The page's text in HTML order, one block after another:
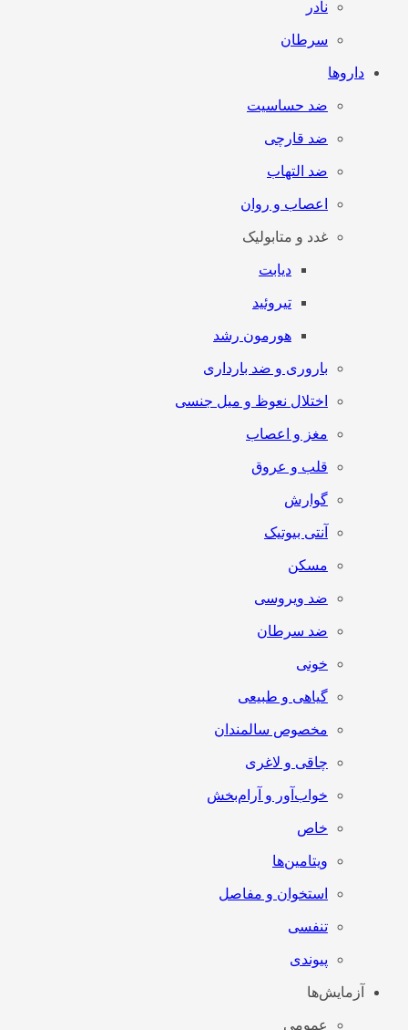
نادر
سرطان
داروها
ضد حساسیت
ضد قارچی
ضد التهاب
اعصاب و روان
غدد و متابولیک
دیابت
تیروئید
هورمون رشد
باروری و ضد بارداری
اختلال نعوظ و میل جنسی
مغز و اعصاب
قلب و عروق
گوارش
آنتی‌ بیوتیک
مسکن
ضد ویروسی
ضد سرطان
خونی
گیاهی و طبیعی
مخصوص سالمندان
چاقی و لاغری
خواب‌آور و آرام‌بخش
خاص
ویتامین‌ها
استخوان و مفاصل
تنفسی
پیوندی
آزمایش‌ها
عمومی